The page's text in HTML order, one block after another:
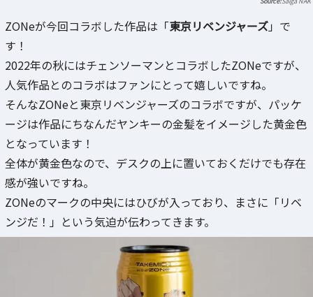
ZONeが今回コラボした作品は「東京リベンジャーズ」で
す！
2022年の秋にはチェンソーマンとコラボしたZONeですが、
人気作品とのコラボはファンにとって嬉しいですね。
そんなZONeと東京リベンジャーズのコラボですが、パッケ
ージは作品にちなんだヤンキーの金髪をイメージした黄金色
となっています！
全体が黄金色なので、デスクの上に置いておくだけでも存在
感が強いですね。
ZONeのマークの中央にはひびが入っており、まさに「リベ
ンジだ！」という気迫が伝わってきます。